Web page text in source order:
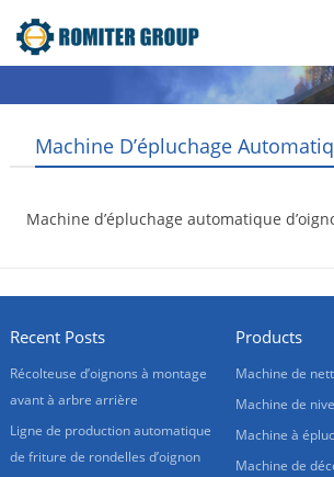
Machine D’épluchage
Machine d’épluchage automatique
Recent Posts
Récolteuse d’oignons à montage
avant à arbre arrière
Ligne de production automatique
de friture de rondelles d’oignon
Products
Machine de
Machine de
Machine à
Machine de